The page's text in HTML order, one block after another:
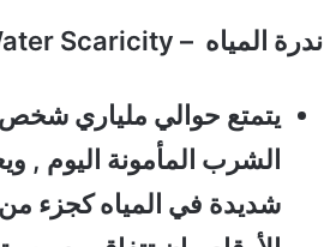
ندرة المياه – Water Scaricity :,
يتمتع حوالي ملياري شخص
الشرب المأمونة اليوم ,
شديدة في المياه كجزء